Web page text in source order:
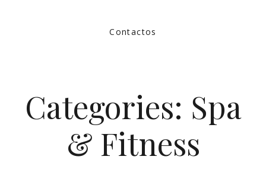
Contactos
Categories: Spa
& Fitness